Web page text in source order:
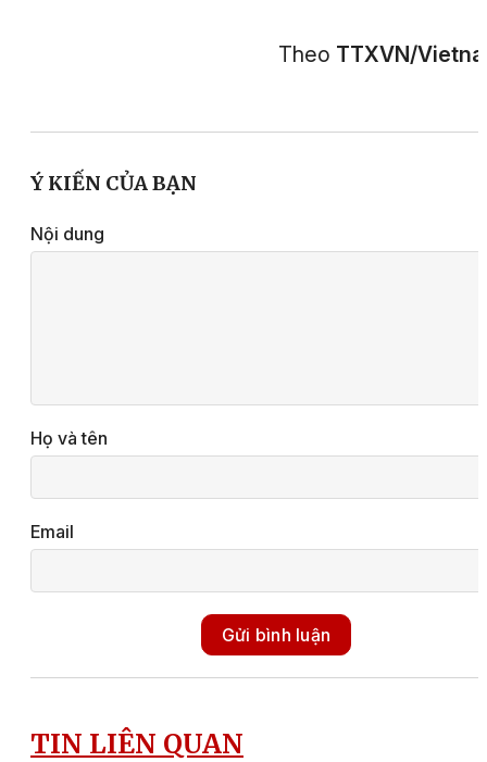
Theo TTXVN/
Ý KIẾN CỦA BẠN
Nội dung
Họ và tên
Email
Gửi bình luận
TIN LIÊN QUAN